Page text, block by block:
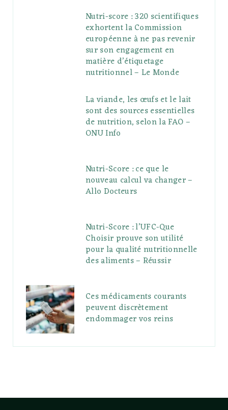
Nutri-score : 320 scientifiques
exhortent la Commission
européenne à ne pas revenir
sur son engagement en
matière d’étiquetage
nutritionnel – Le Monde
La viande, les œufs et le lait
sont des sources essentielles
de nutrition, selon la FAO –
ONU Info
Nutri-Score : ce que le
nouveau calcul va changer –
Allo Docteurs
Nutri-Score : l’UFC-Que
Choisir prouve son utilité
pour la qualité nutritionnelle
des aliments – Réussir
Ces médicaments courants
peuvent discrètement
endommager vos reins